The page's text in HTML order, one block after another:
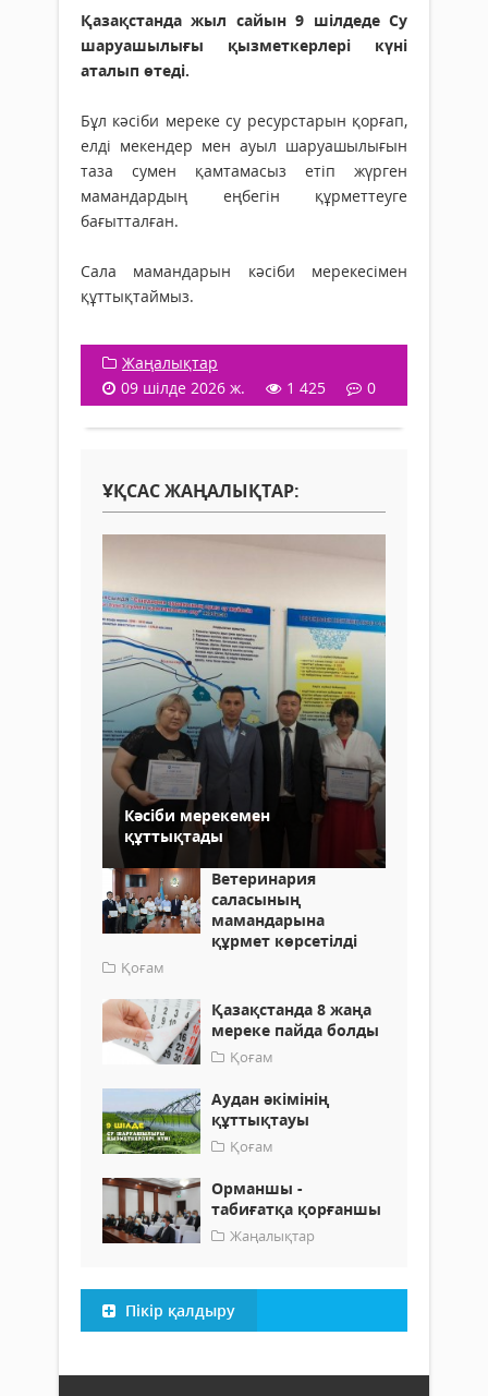
Қазақстанда жыл сайын 9 шілдеде Су
шаруашылығы қызметкерлері күні
аталып өтеді.
Бұл кәсіби мереке су ресурстарын қорғап,
елді мекендер мен ауыл шаруашылығын
таза сумен қамтамасыз етіп жүрген
мамандардың еңбегін құрметтеуге
бағытталған.
Сала мамандарын кәсіби мерекесімен
құттықтаймыз.
Жаңалықтар
09 шілде 2026 ж.
1 425 0
ҰҚСАС ЖАҢАЛЫҚТАР:
Кәсіби мерекемен
құттықтады
Ветеринария
саласының
мамандарына
құрмет көрсетілді
Қоғам
Қазақстанда 8 жаңа
мереке пайда болды
Қоғам
Аудан әкімінің
құттықтауы
Қоғам
Орманшы -
табиғатқа қорғаншы
Жаңалықтар
Пікір қалдыру